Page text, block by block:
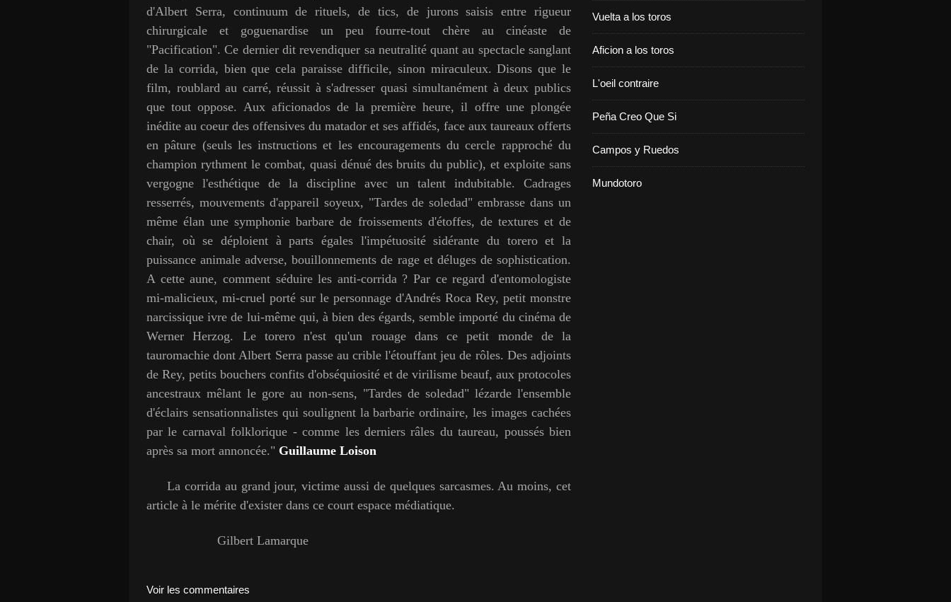
d'Albert Serra, continuum de rituels, de tics, de jurons saisis entre rigueur
chirurgicale et goguenardise un peu fourre-tout chère au cinéaste de
"Pacification". Ce dernier dit revendiquer sa neutralité quant au spectacle sanglant
de la corrida, bien que cela paraisse difficile, sinon miraculeux. Disons que le
film, roublard au carré, réussit à s'adresser quasi simultanément à deux publics
que tout oppose. Aux aficionados de la première heure, il offre une plongée
inédite au coeur des offensives du matador et ses affidés, face aux taureaux offerts
en pâture (seuls les instructions et les encouragements du cercle rapproché du
champion rythment le combat, quasi dénué des bruits du public), et exploite sans
vergogne l'esthétique de la discipline avec un talent indubitable. Cadrages
resserrés, mouvements d'appareil soyeux, "Tardes de soledad" embrasse dans un
même élan une symphonie barbare de froissements d'étoffes, de textures et de
chair, où se déploient à parts égales l'impétuosité sidérante du torero et la
puissance animale adverse, bouillonnements de rage et déluges de sophistication.
A cette aune, comment séduire les anti-corrida ? Par ce regard d'entomologiste
mi-malicieux, mi-cruel porté sur le personnage d'Andrés Roca Rey, petit monstre
narcissique ivre de lui-même qui, à bien des égards, semble importé du cinéma de
Werner Herzog. Le torero n'est qu'un rouage dans ce petit monde de la
tauromachie dont Albert Serra passe au crible l'étouffant jeu de rôles. Des adjoints
de Rey, petits bouchers confits d'obséquiosité et de virilisme beauf, aux protocoles
ancestraux mêlant le gore au non-sens, "Tardes de soledad" lézarde l'ensemble
d'éclairs sensationnalistes qui soulignent la barbarie ordinaire, les images cachées
par le carnaval folklorique - comme les derniers râles du taureau, poussés bien
après sa mort annoncée." Guillaume Loison
La corrida au grand jour, victime aussi de quelques sarcasmes. Au moins, cet
article à le mérite d'exister dans ce court espace médiatique.
Gilbert Lamarque
Voir les commentaires
Vuelta a los toros
Aficion a los toros
L'oeil contraire
Peña Creo Que Si
Campos y Ruedos
Mundotoro